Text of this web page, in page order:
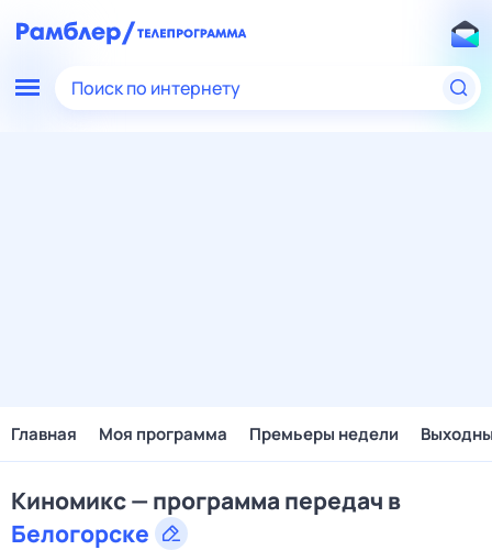
Поиск по интернету
Главная Моя программа Премьеры недели
Киномикс — программа передач в
Белогорске